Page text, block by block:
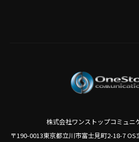
株式会社ワンストップコミュニ
〒190-0013東京都立川市富士見町2-18-7